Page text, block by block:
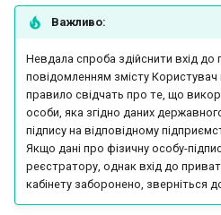
Важливо:
Невдала спроба здiйснити вхiд до
повiдомленням змiсту Користувач
правило свiдчать про те, що
особи, яка згiдно даних
пiдпису на вiдповiдному
Якщо данi про фiзичну особу-
реєстратору, однак вхiд до
кабiнету заборонено, звернiться